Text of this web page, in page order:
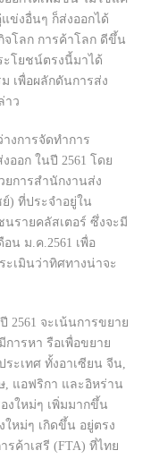
ข่งอื่นๆ ก็ส่งออกได้
จโลก การค้าโลก ดีขึ้น
ะโยชน์ตรงนี้มาได้
เพื่อผลักดันการส่ง
าว
งการจัดทำการ
ออก ในปี 2561 โดย
การสำนักงานส่ง
) ที่ประจำอยู่ใน
นรายคลัสเตอร์ ซึ่งจะมี
น ม.ค.2561 เพื่อ
ะเมินว่าทิศทางน่าจะ
2561 จะเน้นการขยาย
ารหา รือเพื่อขยาย
ะเทศ ทั้งอาเซียน จีน,
, แอฟริกา และอิหร่าน
งใหม่ๆ เพิ่มมากขึ้น
ใหม่ๆ เกิดขึ้น อยู่ตรง
รค้าเสรี (FTA) ที่ไทย